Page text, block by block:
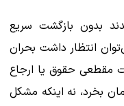
بدون بازگشت سریع
انتظار داشت بحران
مقطعی حقوق یا ارجاع
بخرد، نه اینکه مشکل